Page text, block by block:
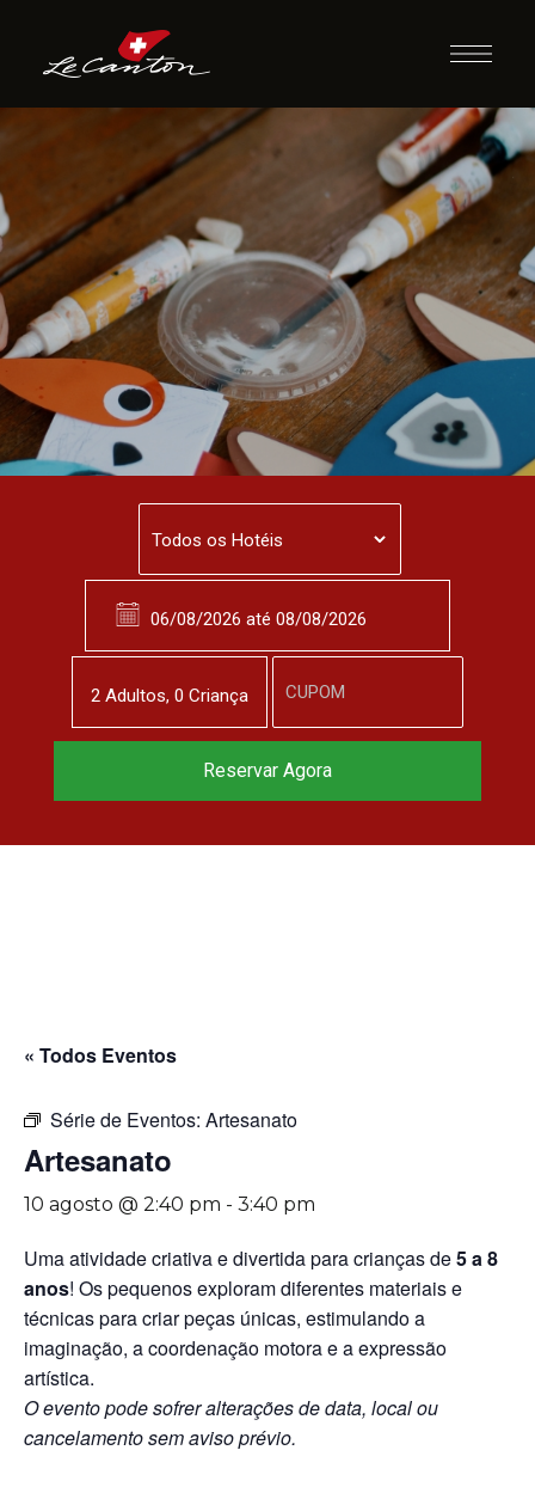
Artesanato
« Todos Eventos
Série de Eventos: Artesanato
Artesanato
10 agosto @ 2:40 pm - 3:40 pm
Uma atividade criativa e divertida para crianças de5 a 8
anos! Os pequenos exploram diferentes materiais e
técnicas para criar peças únicas, estimulando a
imaginação, a coordenação motora e a expressão
artística.
O evento pode sofrer alterações de data, local ou
cancelamento sem aviso prévio.
2 Adultos, 0 Criança
Reservar Agora